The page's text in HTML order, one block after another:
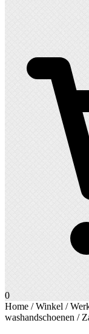
0
Home /Winkel /
washandschoenen /